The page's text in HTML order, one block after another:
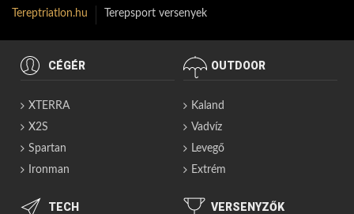
Tereptriatlon.hu Terepsport versenyek
CÉGÉR
XTERRA
X2S
Spartan
Ironman
OUTDOOR
Kaland
Vadvíz
Levegő
Extrém
TECH VERSENYZŐK